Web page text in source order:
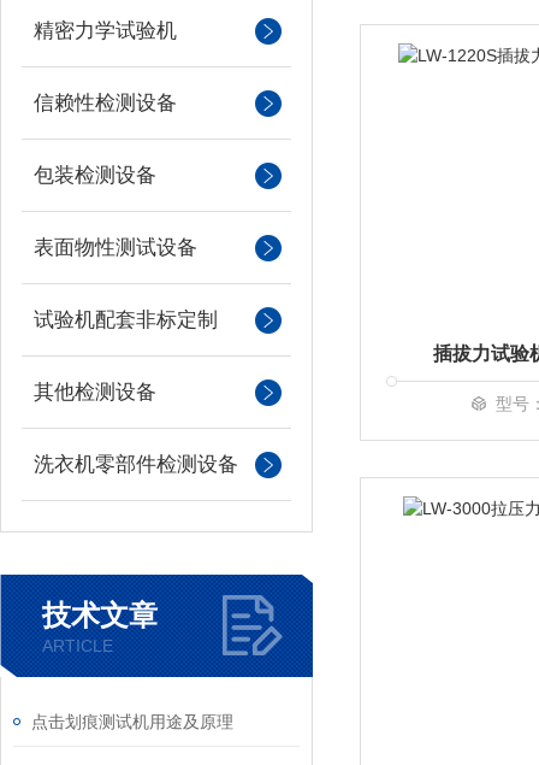
精密力学试验机
信赖性检测设备
包装检测设备
表面物性测试设备
试验机配套非标定制
其他检测设备
洗衣机零部件检测设备
技术文章
ARTICLE
点击划痕测试机用途及原理
插拔力试验
型号